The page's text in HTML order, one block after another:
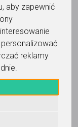
, aby zapewnić
reklamy
.